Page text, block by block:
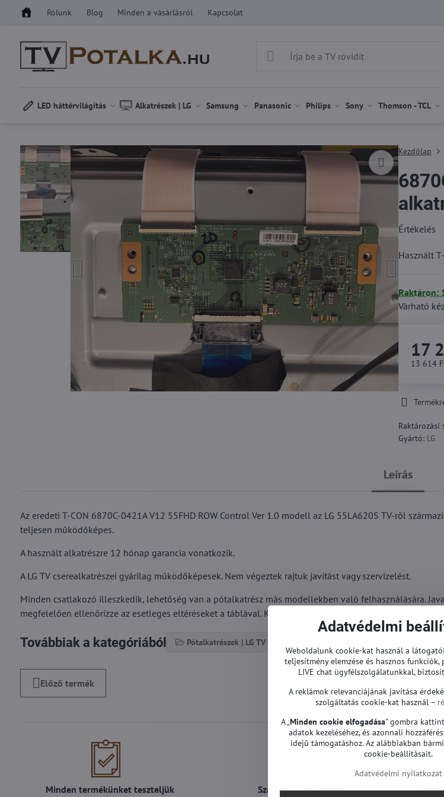
Rólunk Blog Minden a vásárlásról Kapcsolat
LED háttérvilágítás Alkatrészek | LG Samsung Panasonic Philips Sony Thomson - TCL
Kezdőlap
Értékelés
Használt
Raktáron:
Várható
17
13 614
Raktározási
Gyártó: LG
Leírás
Az eredeti T-CON 6870C-0421A V12 55FHD ROW Control Ver 1.0 modell az LG 55LA620S TV-ről
teljesen működőképes.
A használt alkatrészre 12 hónap garancia vonatkozik.
A LG TV cserealkatrészei gyárilag működőképesek. Nem végeztek rajtuk javítást vagy szervizelést.
Minden csatlakozó illeszkedik, lehetőség van a pótalkatrész más modellekben való felhasználására.
megfelelően ellenőrizze az esetleges eltéréseket a táblával. Kérjük, vegye fel velünk a kapcsolatot, ha
Továbbiak a kategóriából Pótalkatrészek | LG TV
Előző termék
Minden termékünket teszteljük Szállítás csak 1490 Ft A
Adatvédelmi
Weboldalunk cookie-kat használ a
teljesítmény elemzése és hasznos funkciók,
LIVE chat ügyfélszolgálatunkkal,
A reklámok relevanciájának javítása
szolgáltatás cookie-kat használ –
A „ Minden cookie elfogadása" gombra
adatok kezeléséhez, és azonnali
idejű támogatáshoz. Az alábbiakban
cookie-beállításait.
Adatvédelmi nyilatkozat